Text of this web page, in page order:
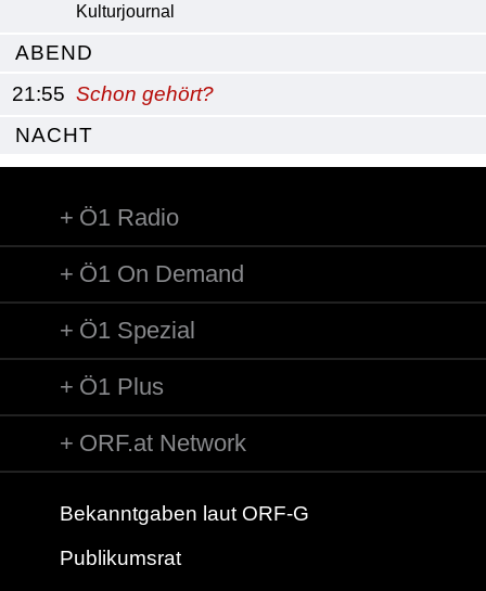
Kulturjournal
ABEND
21:55 Schon gehört?
NACHT
Ö1 Radio
Ö1 On Demand
Ö1 Spezial
Ö1 Plus
ORF.at Network
Bekanntgaben laut ORF-G
Publikumsrat